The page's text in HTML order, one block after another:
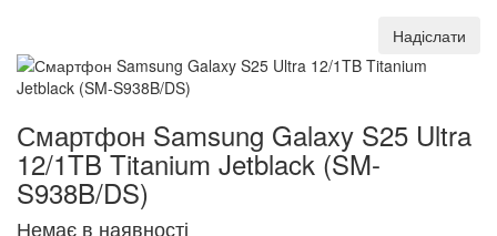
Надіслати
Смартфон Samsung Galaxy S25 Ultra
12/1TB Titanium Jetblack (SM-
S938B/DS)
Немає в наявності